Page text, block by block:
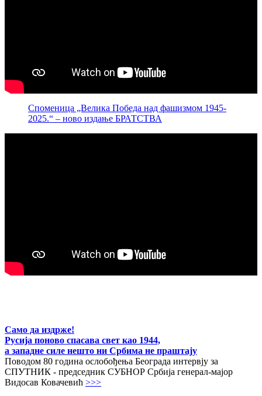
Споменица „Велика Победа над фашизмом 1945-
2025.“ – ново издање БРАТСТВА
Само да издрже!
Русија поново спасава свет као 1944,
а западне силе нешто ни Србима не праштају
Поводом 80 година ослобођења Београда интервју за
СПУТНИК - председник СУБНОР Србија генерал-мајор
Видосав Ковачевић >>>